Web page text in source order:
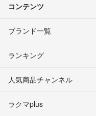
コンテンツ
ブランド一覧
ランキング
人気商品チャンネル
ラクマplus